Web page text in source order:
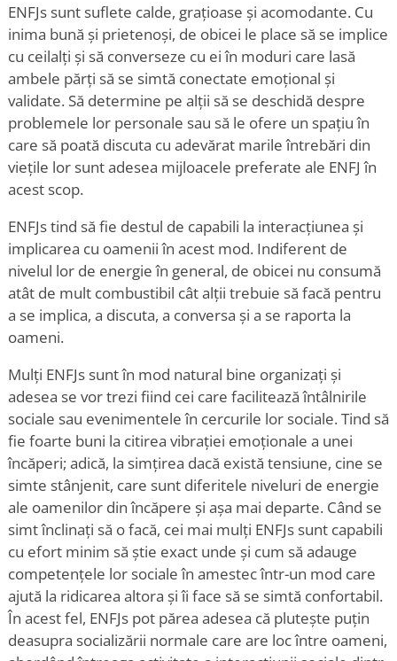
ENFJs sunt suflete calde, grațioase și acomodante. Cu
inima bună și prietenoși, de obicei le place să se implice
cu ceilalți și să converseze cu ei în moduri care lasă
ambele părți să se simtă conectate emoțional și
validate. Să determine pe alții să se deschidă despre
problemele lor personale sau să le ofere un spațiu în
care să poată discuta cu adevărat marile întrebări din
viețile lor sunt adesea mijloacele preferate ale ENFJ în
acest scop.
ENFJs tind să fie destul de capabili la interacțiunea și
implicarea cu oamenii în acest mod. Indiferent de
nivelul lor de energie în general, de obicei nu consumă
atât de mult combustibil cât alții trebuie să facă pentru
a se implica, a discuta, a conversa și a se raporta la
oameni.
Mulți ENFJs sunt în mod natural bine organizați și
adesea se vor trezi fiind cei care facilitează întâlnirile
sociale sau evenimentele în cercurile lor sociale. Tind să
fie foarte buni la citirea vibrației emoționale a unei
încăperi; adică, la simțirea dacă există tensiune, cine se
simte stânjenit, care sunt diferitele niveluri de energie
ale oamenilor din încăpere și așa mai departe. Când se
simt înclinați să o facă, cei mai mulți ENFJs sunt capabili
cu efort minim să știe exact unde și cum să adauge
competențele lor sociale în amestec într-un mod care
ajută la ridicarea altora și îi face să se simtă confortabil.
În acest fel, ENFJs pot părea adesea că plutește puțin
deasupra socializării normale care are loc între oameni,